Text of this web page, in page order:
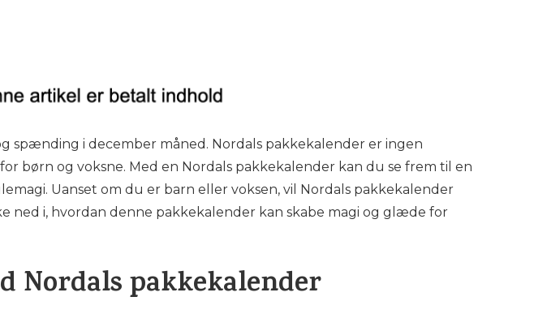
i december måned. Nordals pakkekalender er ingen
børn og voksne. Med en Nordals pakkekalender kan du se frem til en
Uanset om du er barn eller voksen, vil Nordals pakkekalender
ned i, hvordan denne pakkekalender kan skabe magi og glæde for
Nordals pakkekalender